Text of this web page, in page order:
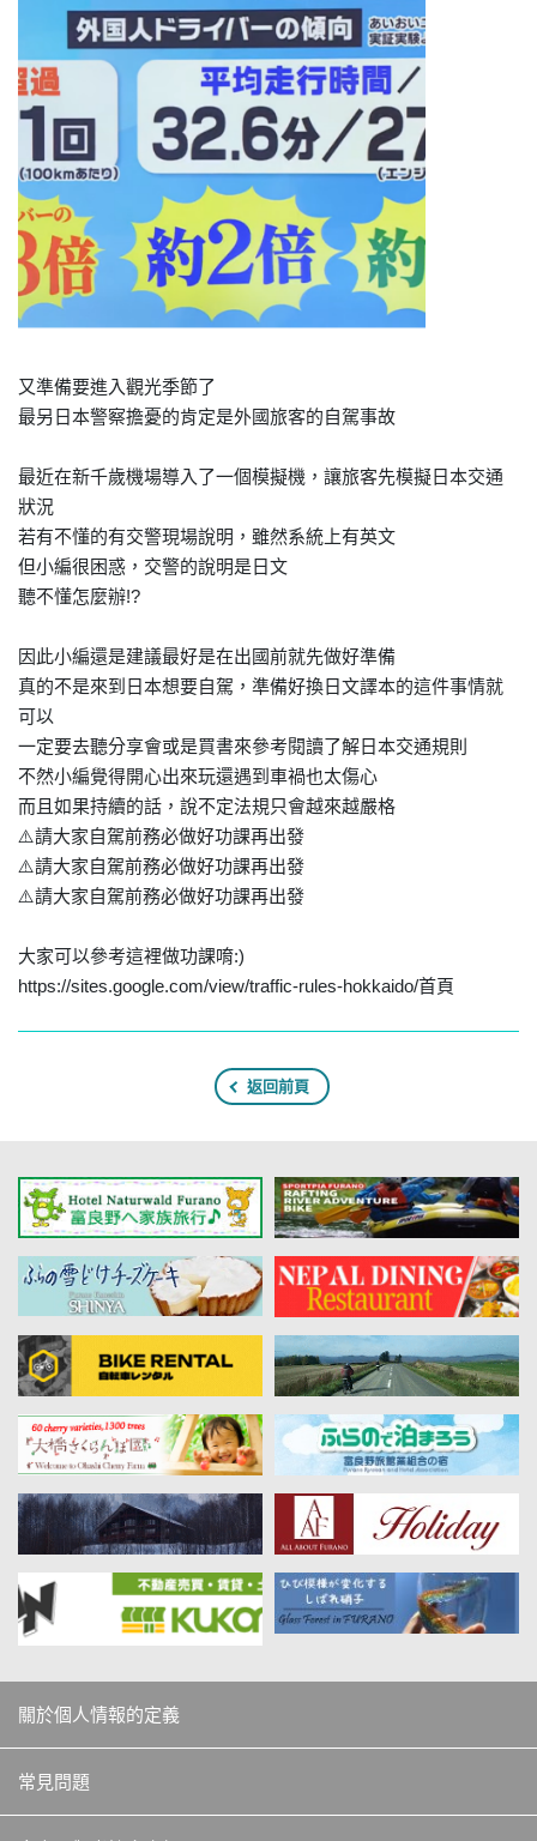
又準備要進入觀光季節了
最另日本警察擔憂的肯定是外國旅客的自駕事故
最近在新千歲機場導入了一個模擬機，讓旅客先模擬日本交通
狀況
若有不懂的有交警現場說明，雖然系統上有英文
但小編很困惑，交警的說明是日文
聽不懂怎麼辦!?
因此小編還是建議最好是在出國前就先做好準備
真的不是來到日本想要自駕，準備好換日文譯本的這件事情就
可以
一定要去聽分享會或是買書來參考閱讀了解日本交通規則
不然小編覺得開心出來玩還遇到車禍也太傷心
而且如果持續的話，說不定法規只會越來越嚴格
⚠️請大家自駕前務必做好功課再出發
⚠️請大家自駕前務必做好功課再出發
⚠️請大家自駕前務必做好功課再出發
大家可以參考這裡做功課唷:)
https://sites.google.com/view/traffic-rules-hokkaido/首頁
返回前頁
關於個人情報的定義
常見問題